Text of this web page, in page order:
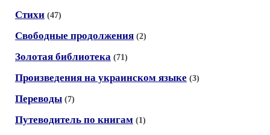
Стихи (47)
Свободные продолжения (2)
Золотая библиотека (71)
Произведения на украинском языке (3)
Переводы (7)
Путеводитель по книгам (1)